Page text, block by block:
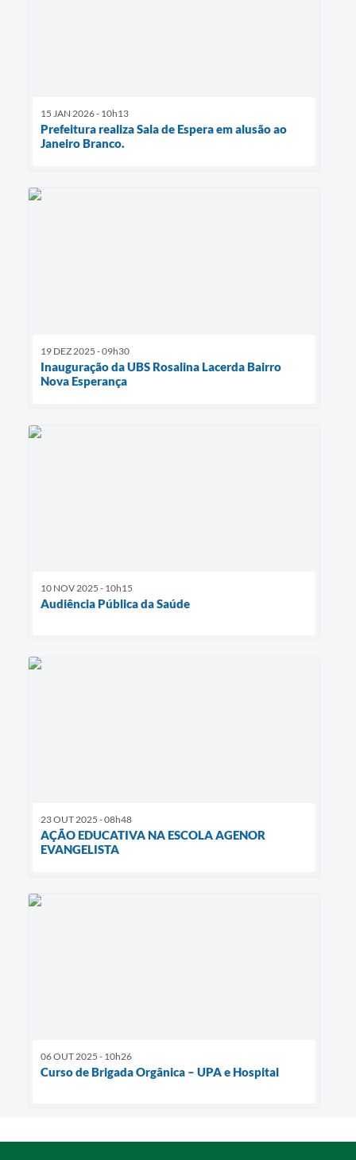
15 JAN 2026 - 10h13
Prefeitura realiza Sala de Espera em alusão ao
Janeiro Branco.
19 DEZ 2025 - 09h30
Inauguração da UBS Rosalina Lacerda Bairro
Nova Esperança
10 NOV 2025 - 10h15
Audiência Pública da Saúde
23 OUT 2025 - 08h48
AÇÃO EDUCATIVA NA ESCOLA AGENOR
EVANGELISTA
06 OUT 2025 - 10h26
Curso de Brigada Orgânica – UPA e Hospital